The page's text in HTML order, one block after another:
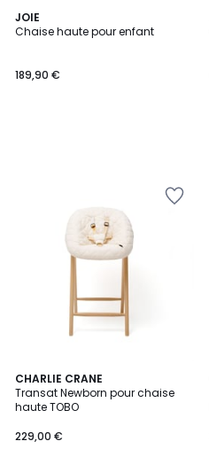
JOIE
Chaise haute pour enfant
189,90 €
CHARLIE CRANE
Transat Newborn pour chaise
haute TOBO
229,00 €